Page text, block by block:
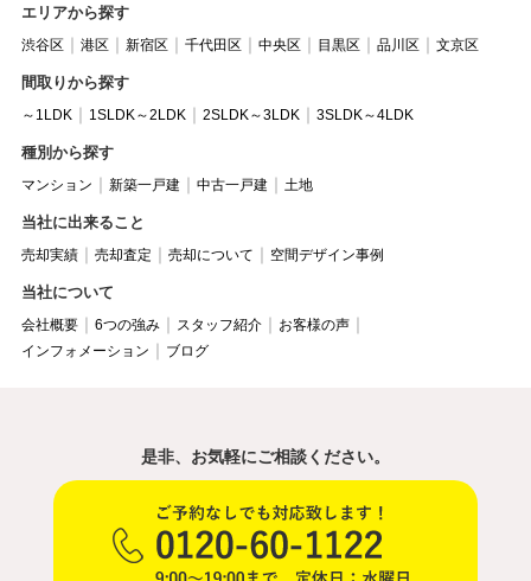
エリアから探す
渋谷区 港区 新宿区 千代田区 中央区 目黒区 品川区 文京区
間取りから探す
～1LDK 1SLDK～2LDK 2SLDK～3LDK 3SLDK～4LDK
種別から探す
マンション 新築一戸建 中古一戸建 土地
当社に出来ること
売却実績 売却査定 売却について 空間デザイン事例
当社について
会社概要 6つの強み スタッフ紹介
お客様の声
インフォメーション
ブログ
是非、お気軽にご相談ください。